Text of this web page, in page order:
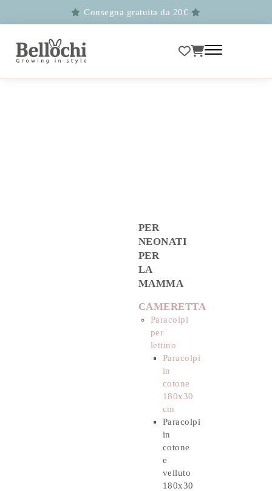
Consegna gratuita da 20€
PER
NEONATI
PER
LA
MAMMA
CAMERETTA
Paracolpi
per
lettino
Paracolpi
in
cotone
180x30
cm
Paracolpi
in
cotone
e
velluto
180x30